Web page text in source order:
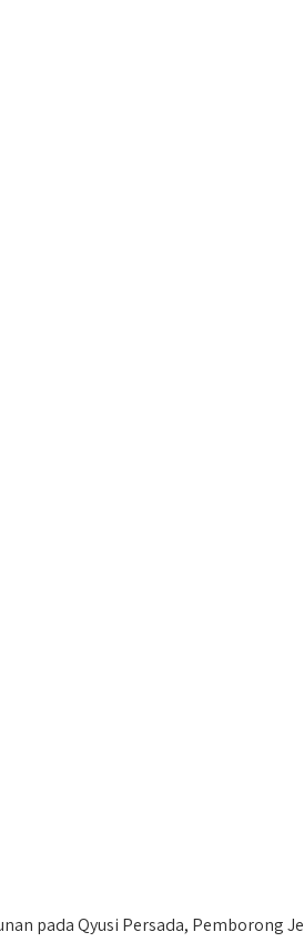
pada Qyusi Persada,